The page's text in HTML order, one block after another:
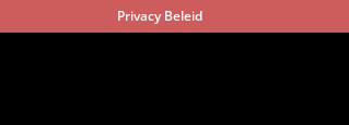
Privacy Beleid